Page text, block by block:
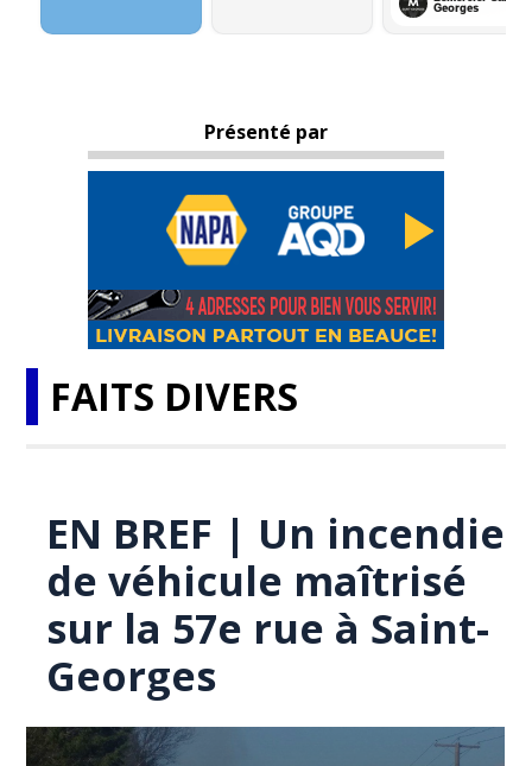
Présenté par
FAITS DIVERS
EN BREF | Un incendie
de véhicule maîtrisé
sur la 57e rue à Saint-
Georges